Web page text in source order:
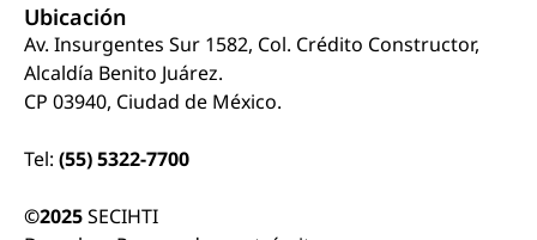
Ubicación
Av. Insurgentes Sur 1582, Col. Crédito Constructor,
Alcaldía Benito Juárez.
CP 03940, Ciudad de México.
Tel: (55) 5322-7700
©2025SECIHTI